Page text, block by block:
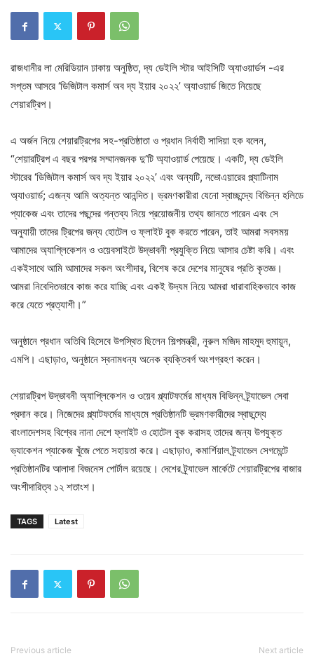
রাজধানীর লা মেরিডিয়ান ঢাকায় অনুষ্ঠিত, দ্য ডেইলি স্টার আইসিটি অ্যাওয়ার্ডস -এর
সপ্তম আসরে ‘ডিজিটাল কমার্স অব দ্য ইয়ার ২০২২’ অ্যাওয়ার্ড জিতে নিয়েছে
শেয়ারট্রিপ।
এ অর্জন নিয়ে শেয়ারট্রিপের সহ-প্রতিষ্ঠাতা ও প্রধান নির্বাহী সাদিয়া হক বলেন,
“শেয়ারট্রিপ এ বছর পরপর সম্মানজনক দু’টি অ্যাওয়ার্ড পেয়েছে। একটি, দ্য ডেইলি
স্টারের ‘ডিজিটাল কমার্স অব দ্য ইয়ার ২০২২’ এবং অন্যটি, নভোএয়ারের প্ল্যাটিনাম
অ্যাওয়ার্ড; এজন্য আমি অত্যন্ত আনন্দিত। ভ্রমণকারীরা যেনো স্বাচ্ছন্দ্যে বিভিন্ন হলিডে
প্যাকেজ এবং তাদের পছন্দের গন্তব্য নিয়ে প্রয়োজনীয় তথ্য জানতে পারেন এবং সে
অনুযায়ী তাদের ট্রিপের জন্য হোটেল ও ফ্লাইট বুক করতে পারেন, তাই আমরা সবসময়
আমাদের অ্যাপ্লিকেশন ও ওয়েবসাইটে উদ্ভাবনী প্রযুক্তি নিয়ে আসার চেষ্টা করি। এবং
একইসাথে আমি আমাদের সকল অংশীদার, বিশেষ করে দেশের মানুষের প্রতি কৃতজ্ঞ।
আমরা নিবেদিতভাবে কাজ করে যাচ্ছি এবং একই উদ্যম নিয়ে আমরা ধারাবাহিকভাবে কাজ
করে যেতে প্রত্যাশী।”
অনুষ্ঠানে প্রধান অতিথি হিসেবে উপস্থিত ছিলেন শিল্পমন্ত্রী, নূরুল মজিদ মাহমুদ হুমায়ূন,
এমপি। এছাড়াও, অনুষ্ঠানে স্বনামধন্য অনেক ব্যক্তিবর্গ অংশগ্রহণ করেন।
শেয়ারট্রিপ উদ্ভাবনী অ্যাপ্লিকেশন ও ওয়েব প্ল্যাটফর্মের মাধ্যম বিভিন্ন ট্র্যাভেল সেবা
প্রদান করে। নিজেদের প্ল্যাটফর্মের মাধ্যমে প্রতিষ্ঠানটি ভ্রমণকারীদের স্বাছন্দ্যে
বাংলাদেশসহ বিশ্বের নানা দেশে ফ্লাইট ও হোটেল বুক করাসহ তাদের জন্য উপযুক্ত
ভ্যাকেশন প্যাকেজ খুঁজে পেতে সহায়তা করে। এছাড়াও, কমার্শিয়াল ট্র্যাভেল সেগমেন্টে
প্রতিষ্ঠানটির আলাদা বিজনেস পোর্টাল রয়েছে। দেশের ট্র্যাভেল মার্কেটে শেয়ারট্রিপের বাজার
অংশীদারিত্ব ১২ শতাংশ।
TAGS Latest
Previous article Next article